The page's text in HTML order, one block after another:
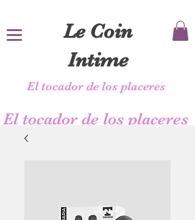
Le Coin
Intime
El tocador de los placeres
El tocador de los placeres